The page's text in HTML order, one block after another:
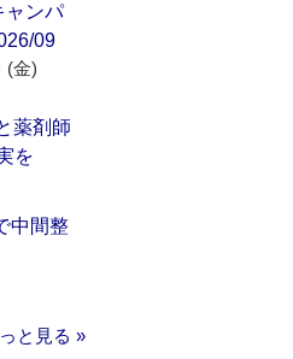
ンパ
09
(金)
薬剤師
を
中間整
と見る »